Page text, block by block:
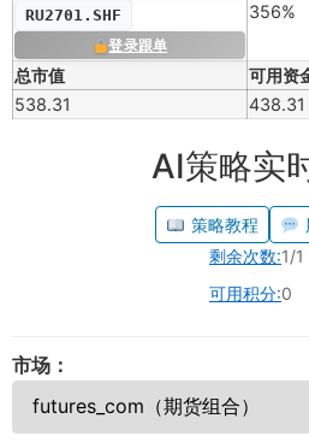
RU2701.SHF
登录跟单
356%
总市值 可用资
538.31
438.31
AI策略实
策略教程
剩余次数:1/1
可用积分:0
市场：